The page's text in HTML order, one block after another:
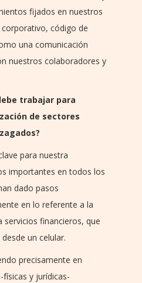
fijados en nuestros
código de
una comunicación
nuestros colaboradores y
trabajar para
de sectores
para nuestra
importantes en todos los
dado pasos
en lo referente a la
servicios financieros, que
un celular.
precisamente en
y jurídicas-